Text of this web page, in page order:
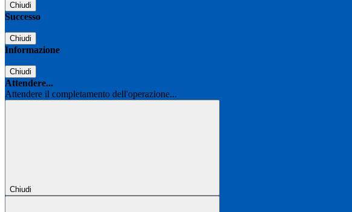
Chiudi
Successo
Chiudi
Informazione
Chiudi
Attendere...
Attendere il completamento dell'operazione...
Chiudi